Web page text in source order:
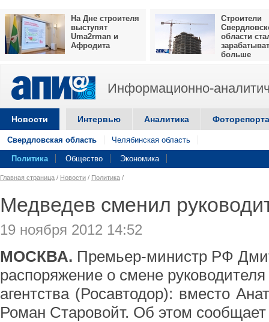
На Дне строителя
выступят
Uma2rman и
Афродита
Строители
области
больше
Информационно-
Новости Интервью Аналитика
Свердловская область Челябинская область
Политика Общество Экономика
Главная страница / Новости / Политика /
Медведев сменил
19 ноября 2012 14:52
МОСКВА. Премьер-министр РФ
распоряжение о смене
агентства (Росавтодор): вместо
Роман Старовойт. Об этом